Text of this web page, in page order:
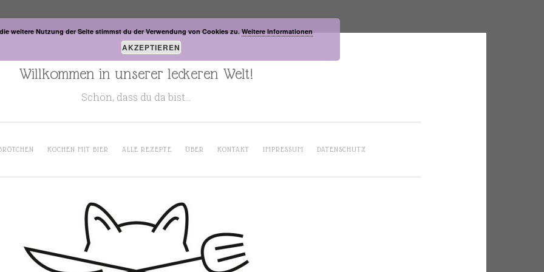
Willkommen in unserer leckeren Welt!
Schön, dass du da bist…
KOCHEN MIT BIER ALLE REZEPTE ÜBER KONTAKT IMPRESSUM DATENSCHUTZ
weitere Nutzung der Seite stimmst du der Verwendung von Cookies zu. Weitere Informationen
AKZEPTIEREN